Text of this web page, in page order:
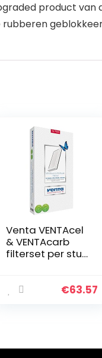
product
Venta VENTAcel
& VENTAcarb
filterset per stuk,
€63.57